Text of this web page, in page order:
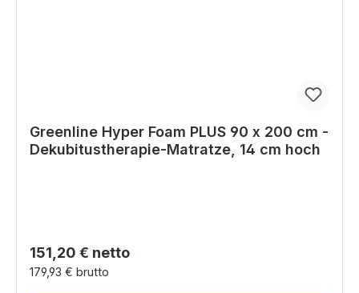
Greenline Hyper Foam PLUS 90 x 200 cm -
Dekubitustherapie-Matratze, 14 cm hoch
Regulärer Preis:
151,20 € netto
179,93 € brutto